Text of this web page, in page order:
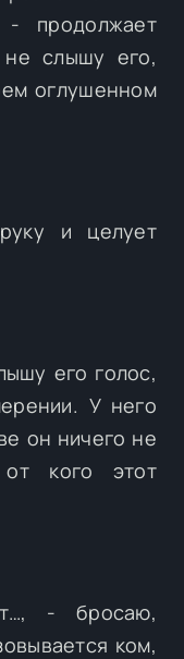
- продолжает
не слышу его,
оглушенном
и целует
его голос,
У него
он ничего не
кого этот
- бросаю,
ком,